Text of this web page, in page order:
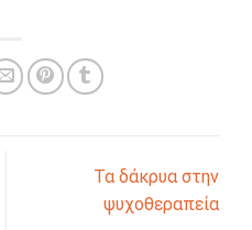
Τα δάκρυα στην
ψυχοθεραπεία